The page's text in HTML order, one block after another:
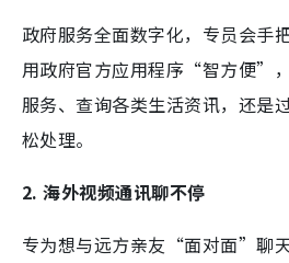
政府服务全面数字化，专员会手
用政府官方应用程序“智方便”
服务、查询各类生活资讯，还是
松处理。
2. 海外视频通讯聊不停
专为想与远方亲友“面对面”聊